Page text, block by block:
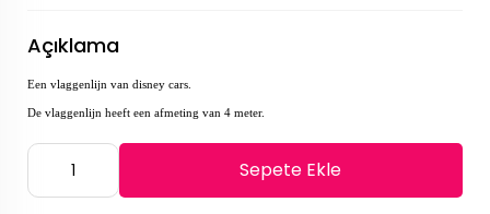
Açıklama
Een vlaggenlijn van disney cars.
De vlaggenlijn heeft een afmeting van 4 meter.
Sepete Ekle